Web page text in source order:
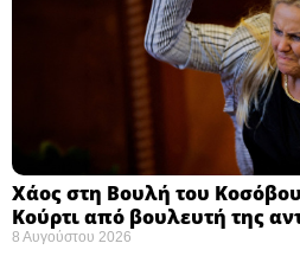
Χάος στη Βουλή του
Κούρτι από βουλευτή της
8 Αυγούστου 2026